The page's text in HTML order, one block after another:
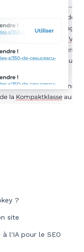
?
site
l'IA pour le SEO